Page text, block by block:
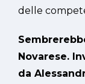
delle
Novarese.
da